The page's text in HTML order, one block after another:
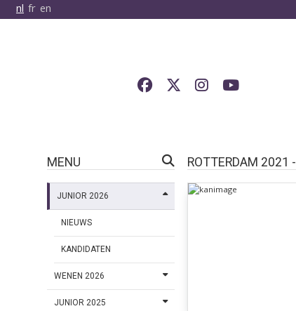
nl fr en
MENU
JUNIOR 2026
NIEUWS
KANDIDATEN
WENEN 2026
JUNIOR 2025
ROTTERDAM 2021